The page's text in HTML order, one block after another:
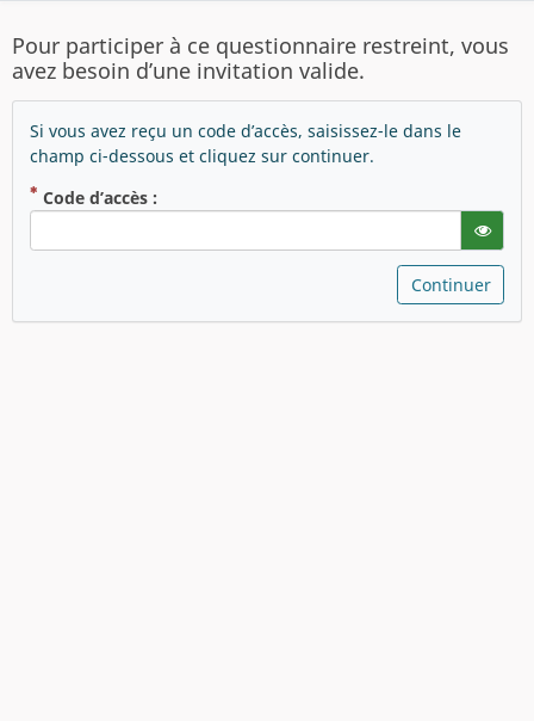
Pour participer à ce questionnaire restreint, vous
avez besoin d’une invitation valide.
Si vous avez reçu un code d’accès, saisissez-le dans le
champ ci-dessous et cliquez sur continuer.
Code d’accès :
Continuer